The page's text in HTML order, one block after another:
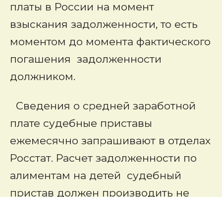
платы в России на момент
взыскания задолженности, то есть
моментом до момента фактического
погашения задолженности
должником.
Сведения о средней заработной
плате судебные приставы
ежемесячно запрашивают в отделах
Росстат. Расчет задолженности по
алиментам на детей судебный
пристав должен производить не